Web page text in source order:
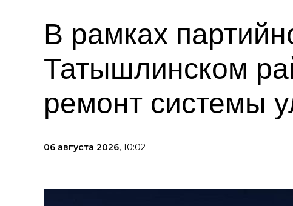
В рамках
Татышлинском
ремонт системы
06 августа 2026, 10:02